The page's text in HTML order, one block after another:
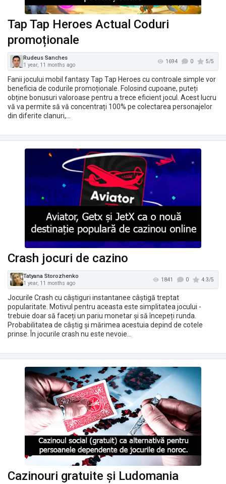
Tap Tap Heroes Actual Coduri
promoționale
Rudeus Sanches
1 year, 11 months ago
Fanii jocului mobil fantasy Tap Tap Heroes cu controale simple vor
beneficia de codurile promoționale. Folosind cupoane, puteți
obține bonusuri valoroase pentru a trece eficient jocul. Acest lucru
vă va permite să vă concentrați 100% pe colectarea personajelor
din diferite clanuri,…
Crash jocuri de cazino
Jocurile Crash cu câștiguri instantanee câștigă treptat
popularitate. Motivul pentru aceasta este simplitatea jocului -
trebuie doar să faceți un pariu monetar și să începeți runda.
Probabilitatea de câștig și mărimea acestuia depind de cotele
prinse. În jocurile crash nu este nevoie…
Cazinouri gratuite și Ludomania